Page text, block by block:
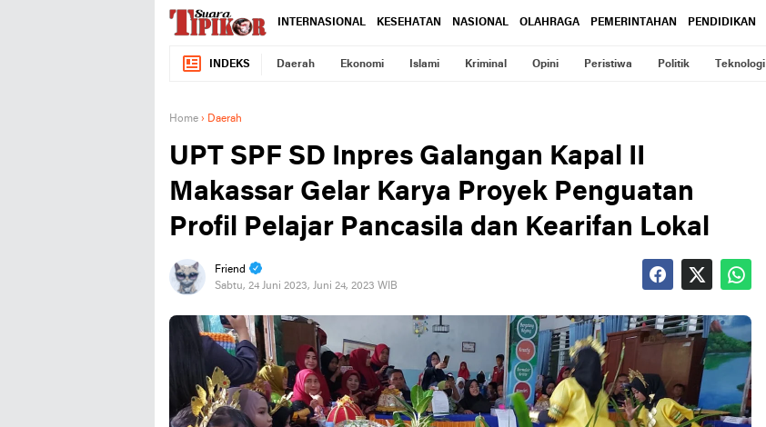
INTERNASIONAL KESEHATAN NASIONAL OLAHRAGA PEMERINTAHAN PENDIDIKAN
INDEKS Daerah Ekonomi Islami Kriminal Opini Peristiwa Politik Teknologi
Home › Daerah
UPT SPF SD Inpres Galangan Kapal II
Makassar Gelar Karya Proyek Penguatan
Profil Pelajar Pancasila dan Kearifan Lokal
Friend
Sabtu, 24 Juni 2023, Juni 24, 2023 WIB